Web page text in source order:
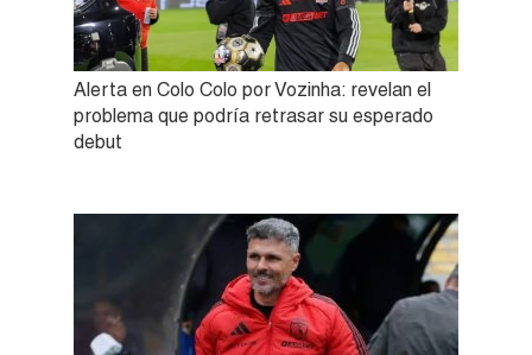
Alerta en Colo Colo por Vozinha: revelan el
problema que podría retrasar su esperado
debut